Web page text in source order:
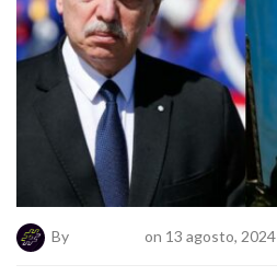
By on 13 agosto, 2024